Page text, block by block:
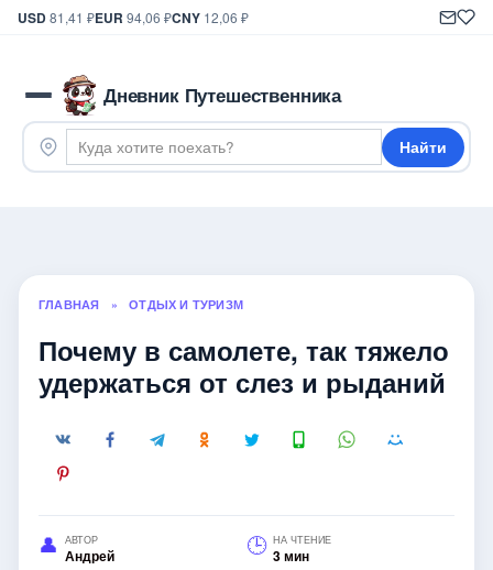
USD81,41 ₽EUR 94,06 ₽CNY 12,06 ₽
Дневник Путешественника
Найти
ГЛАВНАЯ » ОТДЫХ И ТУРИЗМ
Почему в самолете, так тяжело
удержаться от слез и рыданий
АВТОР
Андрей
НА ЧТЕНИЕ
3 мин